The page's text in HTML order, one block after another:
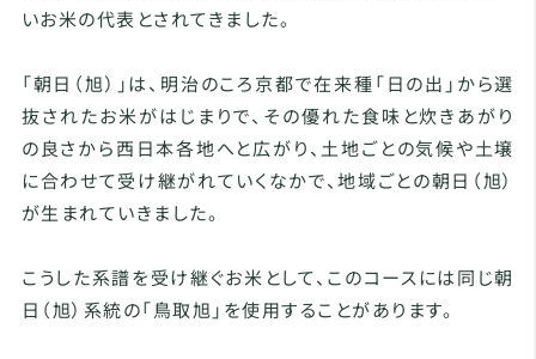
いお米の代表とされてきました。
「朝日（旭）」は、明治のころ京都で在来種「日の出」から選
抜されたお米がはじまりで、その優れた食味と炊きあがり
の良さから西日本各地へと広がり、土地ごとの気候や土壌
に合わせて受け継がれていくなかで、地域ごとの朝日（旭）
が生まれていきました。
こうした系譜を受け継ぐお米として、このコースには同じ朝
日（旭）系統の「鳥取旭」を使用することがあります。